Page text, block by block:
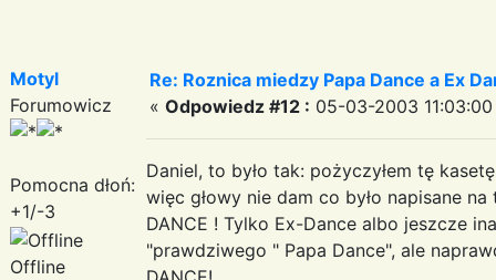
Motyl
Forumowicz
Pomocna dłoń:
+1/-3
Offline
Re: Roznica miedzy Papa Dance a Ex
« Odpowiedz #12 : 05-03-2003
Daniel, to było tak: pożyczyłem tę
więc głowy nie dam co było napisane
DANCE ! Tylko Ex-Dance albo jeszcze
"prawdziwego " Papa Dance", ale